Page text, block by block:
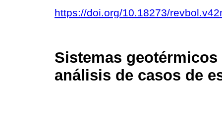
https://doi.org/10.18273/
Sistemas
análisis de casos de